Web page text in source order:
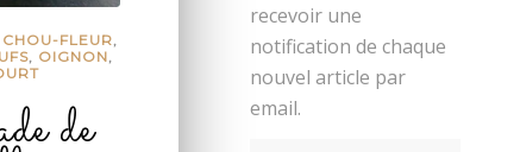
CHOU-FLEUR,
, OIGNON,
de
recevoir une
notification de chaque
nouvel article par
email.